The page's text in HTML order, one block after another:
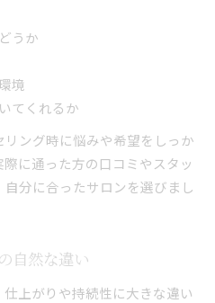
うか
境
てくれるか
ング時に悩みや希望をしっか
に通った方の口コミやスタッ
分に合ったサロンを選びまし
自然な違い
上がりや持続性に大きな違い